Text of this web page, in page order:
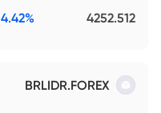
4252.512
4.42%
BRLIDR.FOREX